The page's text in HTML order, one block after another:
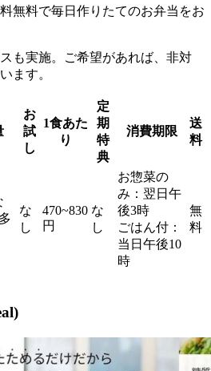
無料で毎日作りたてのお弁当をお
も実施。ご希望があれば、非対
ます。
お
試
し
1食あた
り
定
期
特
典
消費期限
送
料
な
し
470~830
円
な
し
お惣菜の
み：翌日午
後3時
ごはん付：
当日午後10
時
無
料